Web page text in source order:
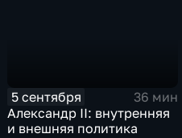
5 сентября
36 мин
Александр II: внутренняя
и внешняя политика